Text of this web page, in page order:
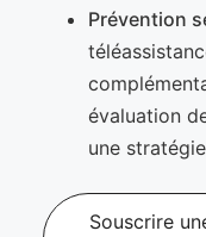
Prévention
évaluation
une
Souscrire